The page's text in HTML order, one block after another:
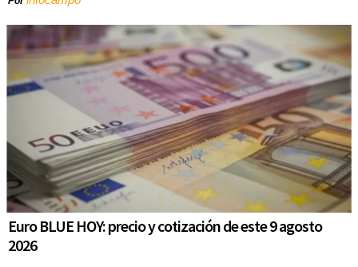
Euro BLUE HOY: precio y cotización de este 9 agosto
2026